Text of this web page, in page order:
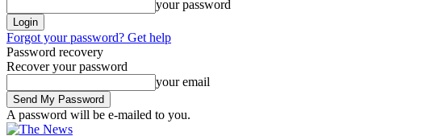
your password
Forgot your password? Get help
Password recovery
Recover your password
your email
A password will be e-mailed to you.